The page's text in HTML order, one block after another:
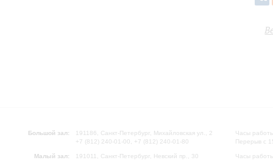
Большой зал:
191186, Санкт-Петербург, Михайловская ул., 2
+7 (812) 240-01-00, +7 (812) 240-01-80
Малый зал:
191011, Санкт-Петербург, Невский пр., 30
Часы
Перерыв с
Часы